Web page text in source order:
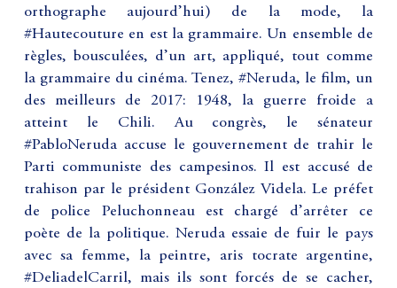
orthographe aujourd’hui) de la mode, la
#Hautecouture en est la grammaire. Un ensemble de
règles, bousculées, d’un art, appliqué, tout comme
la grammaire du cinéma. Tenez, #Neruda, le film, un
des meilleurs de 2017: 1948, la guerre froide a
atteint le Chili. Au congrès, le sénateur
#PabloNeruda accuse le gouvernement de trahir le
Parti communiste des campesinos. Il est accusé de
trahison par le président González Videla. Le préfet
de police Peluchonneau est chargé d’arrêter ce
poète de la politique. Neruda essaie de fuir le pays
avec sa femme, la peintre, aris tocrate argentine,
#DeliadelCarril, mais ils sont forcés de se cacher,